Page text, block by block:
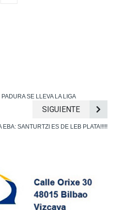
SE LLEVA LA LIGA
SIGUIENTE
EBA: SANTURTZI ES DE LEB PLATA!!!!!